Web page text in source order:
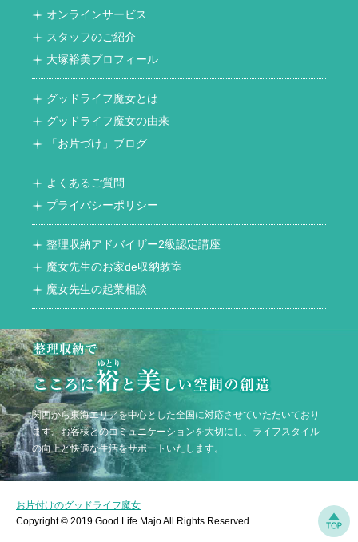
オンラインサービス
スタッフのご紹介
大塚裕美プロフィール
グッドライフ魔女とは
グッドライフ魔女の由来
「お片づけ」ブログ
よくあるご質問
プライバシーポリシー
整理収納アドバイザー2級認定講座
魔女先生のお家de収納教室
魔女先生の起業相談
関西から東海エリアを中心とした全国に対応させていただいており
ます。お客様とのコミュニケーションを大切にし、ライフスタイル
の向上と快適な生活をサポートいたします。
お片付けのグッドライフ魔女
Copyright © 2019 Good Life Majo All Rights Reserved.